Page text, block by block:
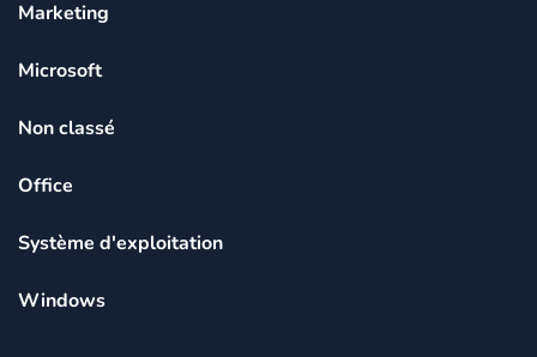
Marketing
Microsoft
Non classé
Office
Système d'exploitation
Windows